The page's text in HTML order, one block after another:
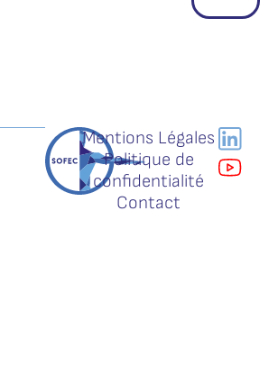
Mentions Légales
Politique de
confidentialité
Contact